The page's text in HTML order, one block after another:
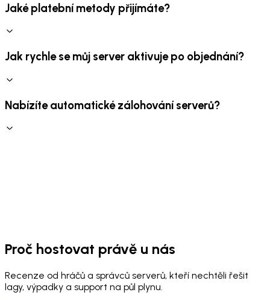
Jaké platební metody přijímáte?
Jak rychle se můj server aktivuje po objednání?
Nabízíte automatické zálohování serverů?
Proč hostovat právě u nás
Recenze od hráčů a správců serverů, kteří nechtěli řešit
lagy, výpadky a support na půl plynu.